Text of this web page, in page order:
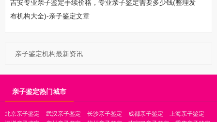
吉安专业亲子鉴定手续价格，专业亲子鉴定需要多少钱(整理发
布机构大全)-亲子鉴定文章
亲子鉴定机构最新资讯
亲子鉴定热门城市
北京亲子鉴定 武汉亲子鉴定 长沙亲子鉴定 成都亲子鉴定
上海亲子鉴定